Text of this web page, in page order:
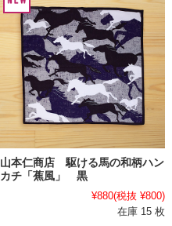
山本仁商店 駆ける馬の和柄ハン
カチ「蕉風」 黒
¥880(税抜 ¥800)
在庫 15 枚